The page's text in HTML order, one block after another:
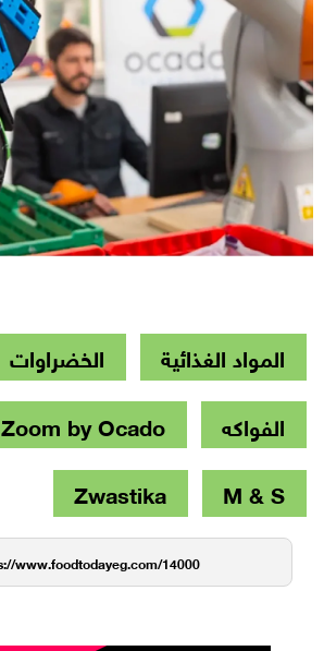
المواد الغذائية
الخضراوات
الفواكه
Zoom by Ocado
M & S
Zwastika